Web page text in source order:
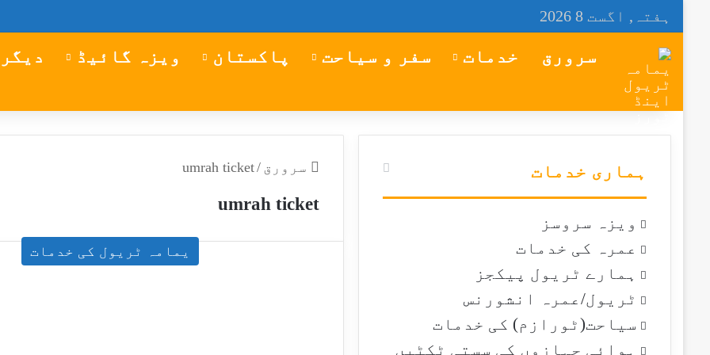
ہفتہ, اگست 8 2026
سرورق خدمات سفر و سیاحت پاکستان ویزہ گائیڈ
سرورق /
umrah ticket
umrah ticket
یمامہ ٹریول کی خدمات
ہماری خدمات
ویزہ سروسز
عمرہ کی خدمات
ہمارے ٹریول پیکجز
ٹریول/عمرہ انشورنس
سیاحت(ٹورازم) کی خدمات
ہوائی جہازوں کی سستی ٹکٹیں